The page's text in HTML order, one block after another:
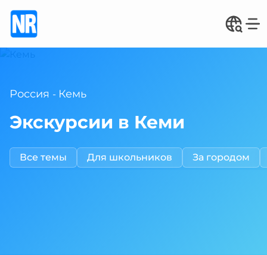
Россия - Кемь
Экскурсии в Кеми
Все темы Для школьников За городом